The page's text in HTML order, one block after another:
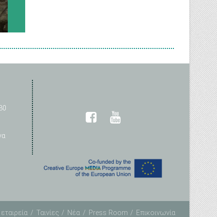
Ταινίες Νέα Press Room Επικοινωνία